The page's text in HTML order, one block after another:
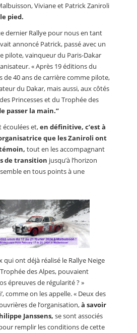
Viviane et Patrick Zaniroli
pied.
dernier Rallye pour nous en tant
annoncé Patrick, passé avec un
pilote, vainqueur du Paris-Dakar
« Après 19 éditions du
de 40 ans de carrière comme pilote,
du Dakar, mais aussi, aux côtés
Princesses et du Trophée des
passer la main.”
écoulées et,en définitive, c’est à
que les Zaniroli ont
tout en les accompagnant
de transition jusqu’à l’horizon
en tous points à une
qui ont déjà réalisé le Rallye Neige
des Alpes, pouvaient
épreuves de régularité ? »
comme on les appelle. « Deux des
de l’organisation,à savoir
Janssens, se sont associés
remplir les conditions de cette